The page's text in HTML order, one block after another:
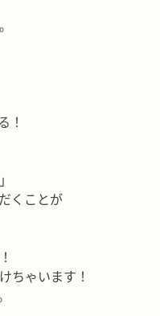
！
くことが
ちゃいます！